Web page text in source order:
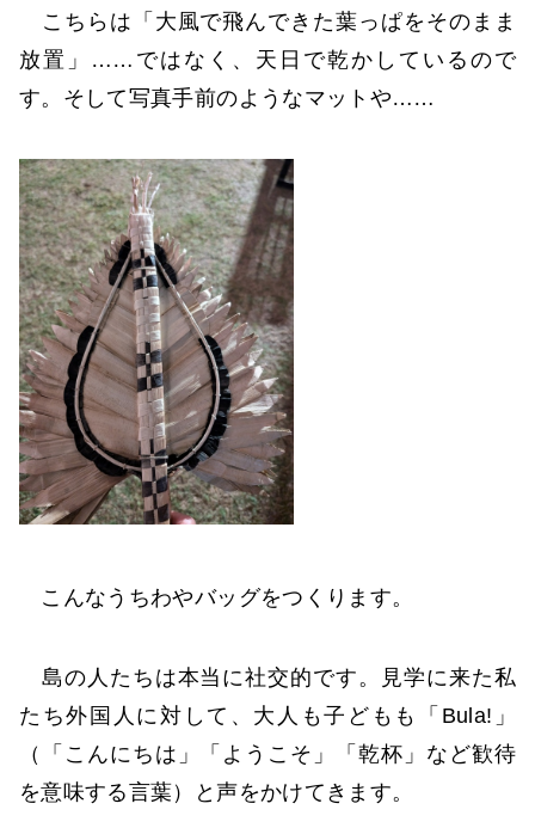
こちらは「大風で飛んできた葉っぱをそのまま
放置」……ではなく、天日で乾かしているので
す。そして写真手前のようなマットや……
こんなうちわやバッグをつくります。
島の人たちは本当に社交的です。見学に来た私
たち外国人に対して、大人も子どもも「Bula!」
（「こんにちは」「ようこそ」「乾杯」など歓待
を意味する言葉）と声をかけてきます。